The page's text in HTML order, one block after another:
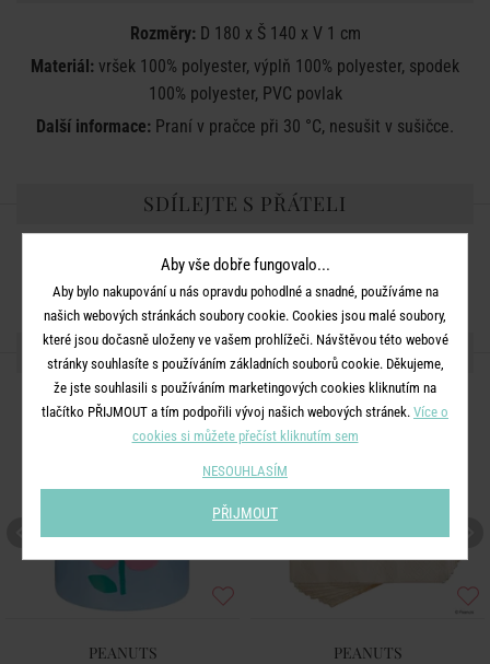
Rozměry:D 180 x Š 140 x V 1 cm
Materiál: vršek 100% polyester, výplň 100% polyester, spodek
100% polyester, PVC povlak
Další informace: Praní v pračce při 30 °C, nesušit v sušičce.
SDÍLEJTE S PŘÁTELI
DALŠÍ PRODUKTY ZE SÉRIE
PEANUTS PEANUTS
Aby vše dobře fungovalo...
Aby bylo nakupování u nás opravdu pohodlné a snadné, používáme na
našich webových stránkách soubory cookie. Cookies jsou malé soubory,
které jsou dočasně uloženy ve vašem prohlížeči. Návštěvou této webové
stránky souhlasíte s používáním základních souborů cookie. Děkujeme,
že jste souhlasili s používáním marketingových cookies kliknutím na
tlačítko PŘIJMOUT a tím podpořili vývoj našich webových stránek. Více o
cookies si můžete přečíst kliknutím sem
NESOUHLASÍM
PŘIJMOUT